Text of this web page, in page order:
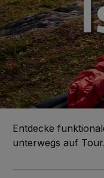
Entdecke
unterwegs auf Tour.